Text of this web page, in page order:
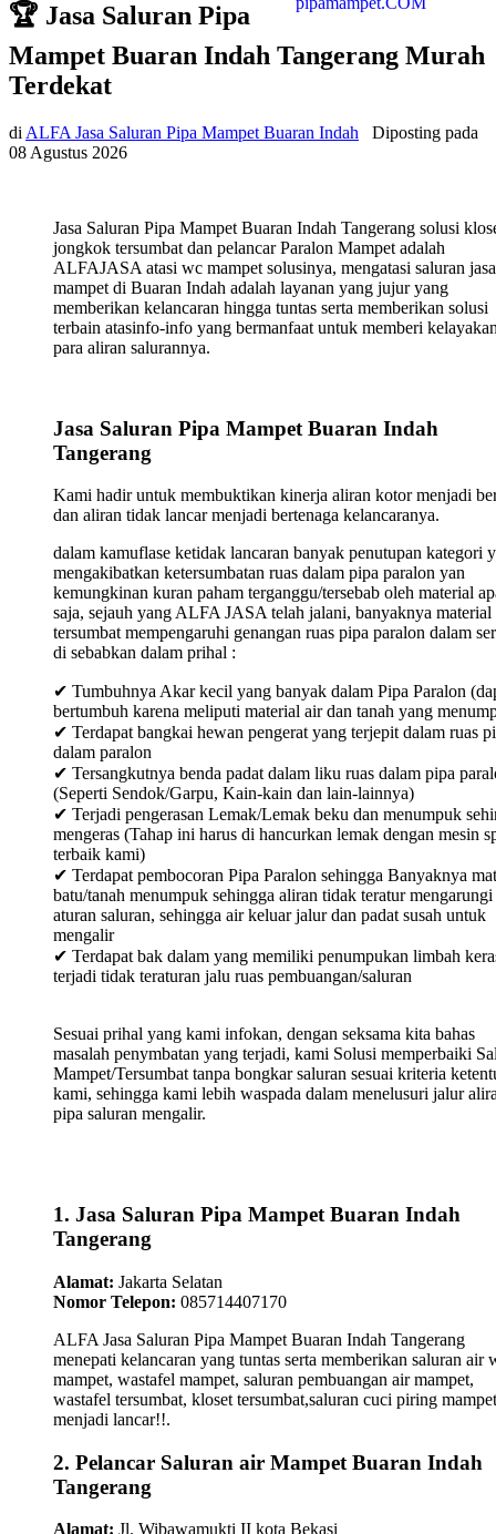
🏆 Jasa Saluran Pipa
Mampet Buaran Indah Tangerang Murah
Terdekat
di ALFA Jasa Saluran Pipa Mampet Buaran Indah
Diposting pada
08 Agustus 2026
Jasa Saluran Pipa Mampet Buaran Indah Tangerang solusi
jongkok tersumbat dan pelancar Paralon Mampet adalah
ALFAJASA atasi wc mampet solusinya, mengatasi saluran jasa
mampet di Buaran Indah adalah layanan yang jujur yang
memberikan kelancaran hingga tuntas serta memberikan solusi
terbain atasinfo-info yang bermanfaat untuk memberi
para aliran salurannya.
Jasa Saluran Pipa Mampet Buaran Indah
Tangerang
Kami hadir untuk membuktikan kinerja aliran kotor menjadi
dan aliran tidak lancar menjadi bertenaga kelancaranya.
dalam kamuflase ketidak lancaran banyak penutupan kategori
mengakibatkan ketersumbatan ruas dalam pipa paralon yan
kemungkinan kuran paham terganggu/tersebab oleh material
saja, sejauh yang ALFA JASA telah jalani, banyaknya material
tersumbat mempengaruhi genangan ruas pipa paralon dalam
di sebabkan dalam prihal :
✔ Tumbuhnya Akar kecil yang banyak dalam Pipa Paralon
bertumbuh karena meliputi material air dan tanah yang
✔ Terdapat bangkai hewan pengerat yang terjepit dalam ruas
dalam paralon
✔ Tersangkutnya benda padat dalam liku ruas dalam pipa
(Seperti Sendok/Garpu, Kain-kain dan lain-lainnya)
✔ Terjadi pengerasan Lemak/Lemak beku dan menumpuk
mengeras (Tahap ini harus di hancurkan lemak dengan mesin
terbaik kami)
✔ Terdapat pembocoran Pipa Paralon sehingga Banyaknya
batu/tanah menumpuk sehingga aliran tidak teratur mengarungi
aturan saluran, sehingga air keluar jalur dan padat susah untuk
mengalir
✔ Terdapat bak dalam yang memiliki penumpukan limbah
terjadi tidak teraturan jalu ruas pembuangan/saluran
Sesuai prihal yang kami infokan, dengan seksama kita bahas
masalah penymbatan yang terjadi, kami Solusi memperbaiki
Mampet/Tersumbat tanpa bongkar saluran sesuai kriteria
kami, sehingga kami lebih waspada dalam menelusuri jalur
pipa saluran mengalir.
1. Jasa Saluran Pipa Mampet Buaran Indah
Tangerang
Alamat: Jakarta Selatan
Nomor Telepon: 085714407170
ALFA Jasa Saluran Pipa Mampet Buaran Indah Tangerang
menepati kelancaran yang tuntas serta memberikan saluran air
mampet, wastafel mampet, saluran pembuangan air mampet,
wastafel tersumbat, kloset tersumbat,saluran cuci piring mampet
menjadi lancar!!.
2. Pelancar Saluran air Mampet Buaran Indah
Tangerang
Alamat: Jl. Wibawamukti II kota Bekasi